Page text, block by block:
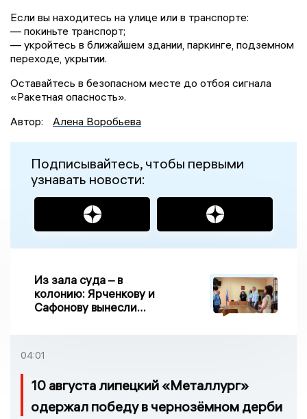
Если вы находитесь на улице или в транспорте:
— покиньте транспорт;
— укройтесь в ближайшем здании, паркинге, подземном
переходе, укрытии.
Оставайтесь в безопасном месте до отбоя сигнала
«Ракетная опасность».
Автор:
Алена Воробьева
Подписывайтесь, чтобы первыми
узнавать новости:
Из зала суда – в
колонию: Ярченкову и
Сафонову вынесли
04:01
10 августа липецкий «Металлург»
одержал победу в чернозёмном дерби